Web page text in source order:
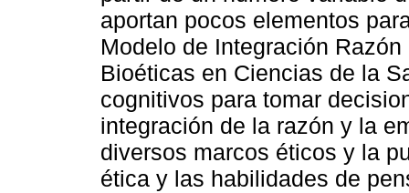
aportan pocos elementos
Modelo de Integración
Bioéticas en Ciencias de la
cognitivos para tomar
integración de la razón y la
diversos marcos éticos y la
ética y las habilidades de